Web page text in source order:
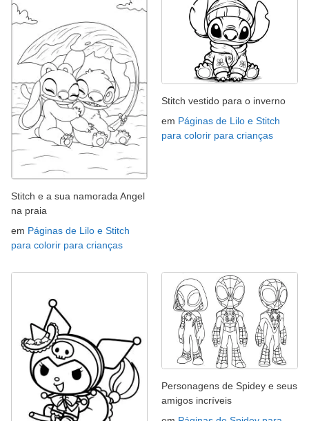
Stitch e a sua namorada Angel
na praia
em Páginas de Lilo e Stitch
para colorir para crianças
Stitch vestido para o inverno
em Páginas de Lilo e Stitch
para colorir para crianças
Personagens de Spidey e seus
amigos incríveis